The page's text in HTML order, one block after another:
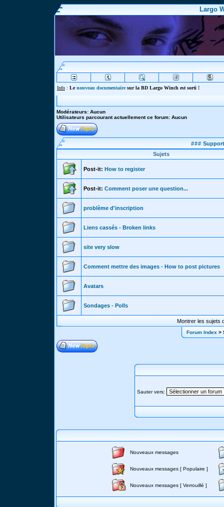
Largo
Info : Lenouveau documentairesur la BD Largo Winch est sorti !
Modérateurs: Aucun
Utilisateurs parcourant actuellement ce forum: Aucun
###
Sujets
Post-it: How to register
Post-it: Comment poser une question...
problème d'inscription
Liens cassés - Broken links
site very slow
Comment mettre des images - How to post pictures
Avatars
Sondages - Polls
Montrer les sujets
Forum Index >
Sauter vers:
Nouveaux messages
Nouveaux messages [ Populaire ]
Nouveaux messages [ Verrouillé ]